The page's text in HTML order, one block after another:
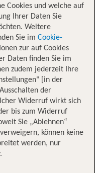
Cookies und welche auf
Ihrer Daten Sie
Weitere
Sie im Cookie-
zur auf Cookies
Daten finden Sie im
zudem jederzeit Ihre
[in der
der
Widerruf wirkt sich
bis zum Widerruf
Sie „Ablehnen“
können keine
werden, nur